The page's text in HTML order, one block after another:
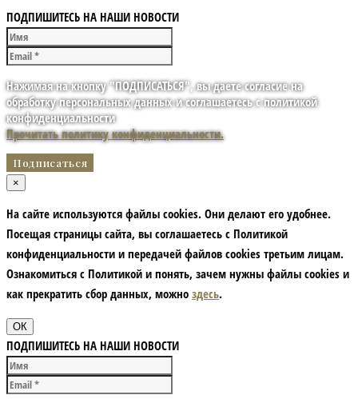
ПОДПИШИТЕСЬ НА НАШИ НОВОСТИ
Нажимая на кнопку "ПОДПИСАТЬСЯ", вы даете согласие на
обработку персональных данных и соглашаетесь с политикой
конфиденциальности
Прочитать политику конфиденциальности.
×
На сайте используются файлы cookies. Они делают его удобнее.
Посещая страницы сайта, вы соглашаетесь с Политикой
конфиденциальности и передачей файлов cookies третьим лицам.
Ознакомиться с Политикой и понять, зачем нужны файлы сookies и
как прекратить сбор данных, можно здесь.
ОК
ПОДПИШИТЕСЬ НА НАШИ НОВОСТИ